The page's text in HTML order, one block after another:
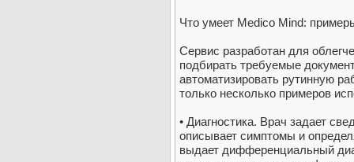
Что умеет Medico Mind:
Сервис разработан для
подбирать требуемые
автоматизировать рутинную
только несколько примеров
• Диагностика. Врач задает
описывает симптомы и
выдает дифференциальный